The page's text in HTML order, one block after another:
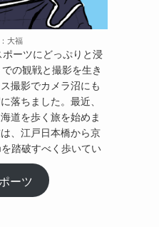
大福
ーツにどっぷりと浸
の観戦と撮影を生き
撮影でカメラ沼にも
落ちました。最近、
道を歩く旅を始めま
、江戸日本橋から京
踏破すべく歩いてい
ーツ